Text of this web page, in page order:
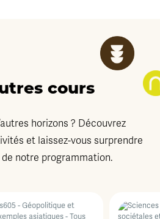
cours
horizons ? Découvrez
et laissez-vous surprendre
notre programmation.